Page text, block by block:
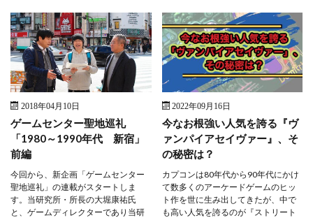
2018年04月10日
ゲームセンター聖地巡礼
「1980～1990年代 新宿」
前編
今回から、新企画「ゲームセンター
聖地巡礼」の連載がスタートしま
す。当研究所・所長の大堀康祐氏
と、ゲームディレクターであり当研
2022年09月16日
今なお根強い人気を誇る『ヴ
ァンパイアセイヴァー』、そ
の秘密は？
カプコンは80年代から90年代にかけ
て数多くのアーケードゲームのヒッ
ト作を世に生み出してきたが、中で
も高い人気を誇るのが『ストリート